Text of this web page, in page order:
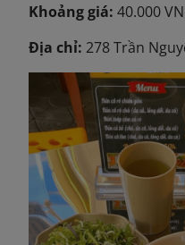
Khoảng giá: 40.000
Địa chỉ: 278 Trần